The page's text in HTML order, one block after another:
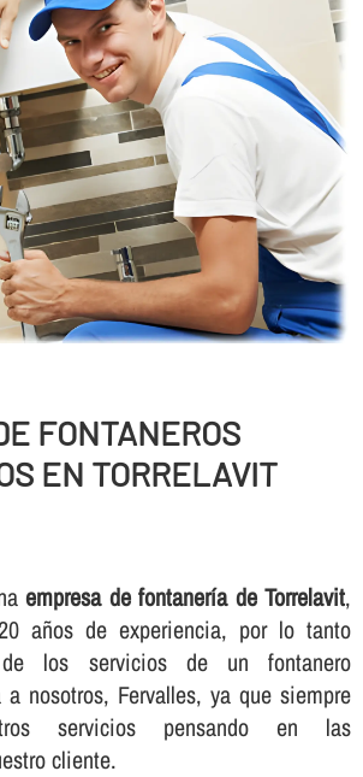
FONTANEROS
EN TORRELAVIT
empresa de fontanerí­a de Torrelavit,
años de experiencia, por lo tanto
los servicios de un fontanero
a nosotros, Fervalles, ya que siempre
servicios pensando en las
cliente.